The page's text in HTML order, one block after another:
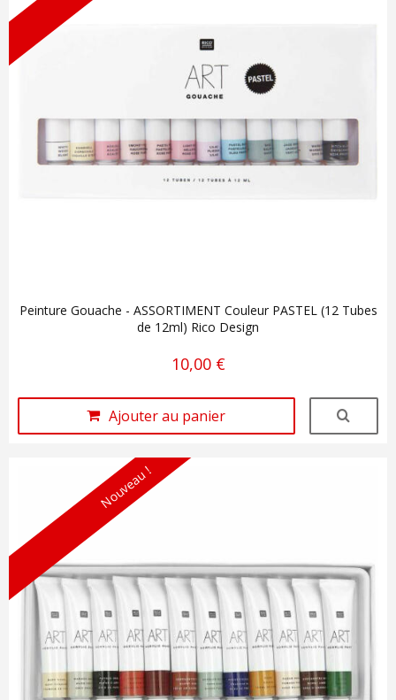
Peinture Gouache - ASSORTIMENT Couleur PASTEL (12 Tubes
de 12ml) Rico Design
10,00 €
Ajouter au panier
Nouveau !